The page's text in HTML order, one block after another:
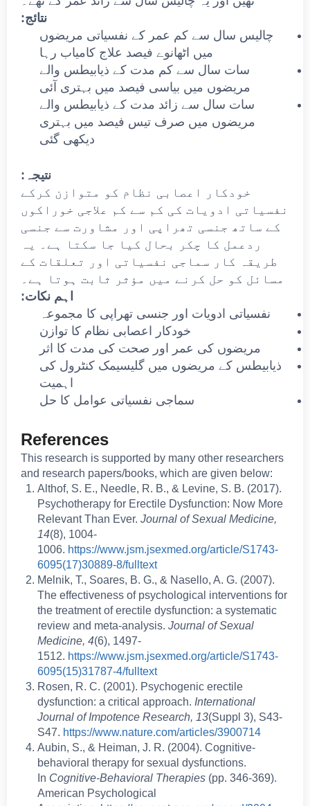
نتائج:
چالیس سال سے کم عمر کے نفسیاتی مریضوں
میں اٹھانوے فیصد علاج کامیاب رہا
سات سال سے کم مدت کے ذیابیطس والے
مریضوں میں بیاسی فیصد میں بہتری آئی
سات سال سے زائد مدت کے ذیابیطس والے
مریضوں میں صرف تیس فیصد میں بہتری
دیکھی گئی
نتیجہ:
خودکار اعصابی نظام کو متوازن کرکے
نفسیاتی ادویات کی کم سے کم علاجی خوراکوں
کے ساتھ جنسی تھراپی اور مشاورت سے جنسی
ردعمل کا چکر بحال کیا جا سکتا ہے۔ یہ
طریقہ کار سماجی نفسیاتی اور تعلقات کے
مسائل کو حل کرنے میں مؤثر ثابت ہوتا ہے۔
اہم نکات:
نفسیاتی ادویات اور جنسی تھراپی کا مجموعہ
خودکار اعصابی نظام کا توازن
مریضوں کی عمر اور صحت کی مدت کا اثر
ذیابیطس کے مریضوں میں گلیسیمک کنٹرول کی
اہمیت
سماجی نفسیاتی عوامل کا حل
References
This research is supported by many other researchers
and research papers/books, which are given below:
Althof, S. E., Needle, R. B., & Levine, S. B. (2017).
Psychotherapy for Erectile Dysfunction: Now More
Relevant Than Ever. Journal of Sexual Medicine,
14(8), 1004-
1006. https://www.jsm.jsexmed.org/article/S1743-
6095(17)30889-8/fulltext
Melnik, T., Soares, B. G., & Nasello, A. G. (2007).
The effectiveness of psychological interventions for
the treatment of erectile dysfunction: a systematic
review and meta-analysis. Journal of Sexual
Medicine, 4(6), 1497-
1512. https://www.jsm.jsexmed.org/article/S1743-
6095(15)31787-4/fulltext
Rosen, R. C. (2001). Psychogenic erectile
dysfunction: a critical approach. International
Journal of Impotence Research, 13(Suppl 3), S43-
S47. https://www.nature.com/articles/3900714
Aubin, S., & Heiman, J. R. (2004). Cognitive-
behavioral therapy for sexual dysfunctions.
In Cognitive-Behavioral Therapies (pp. 346-369).
American Psychological